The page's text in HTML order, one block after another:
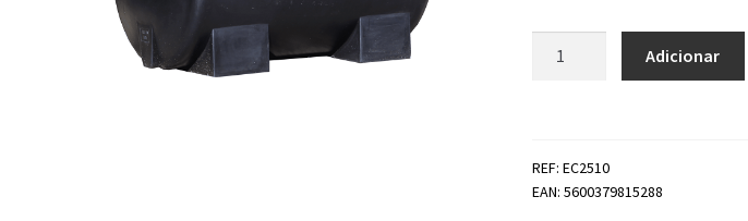
1000lts
Adicionar
REF: EC2510
EAN: 5600379815288